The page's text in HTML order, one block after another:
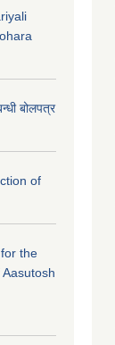
बोलपत्र
of
the